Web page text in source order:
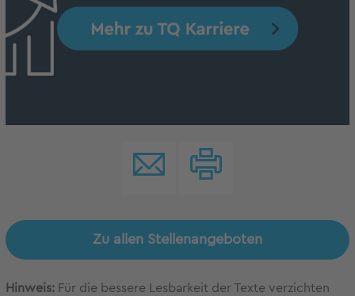
Zu allen Stellenangeboten
Hinweis: Für die bessere Lesbarkeit der Texte verzichten